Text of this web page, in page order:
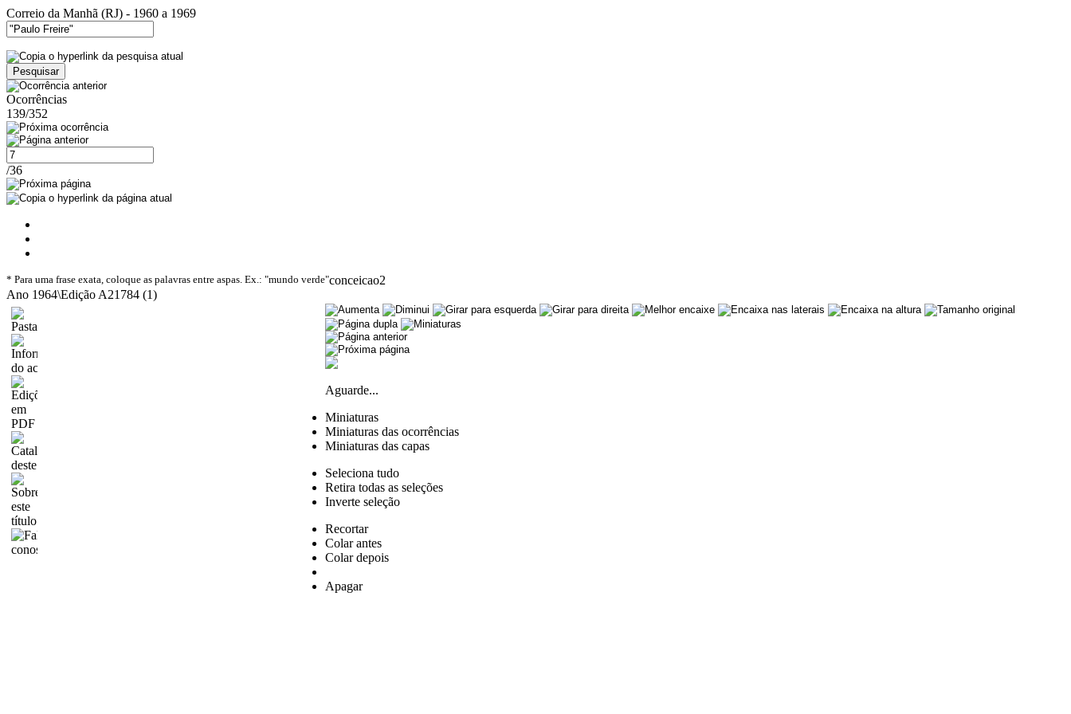
Correio da Manhã (RJ) - 1960 a 1969
Ocorrências
139/352
/36
* Para uma frase exata, coloque as palavras entre aspas. Ex.: "mundo verde"conceicao2
Ano 1964\Edição A21784 (1)
Aguarde...
Miniaturas
Miniaturas das ocorrências
Miniaturas das capas
Seleciona tudo
Retira todas as seleções
Inverte seleção
Recortar
Colar antes
Colar depois
Apagar